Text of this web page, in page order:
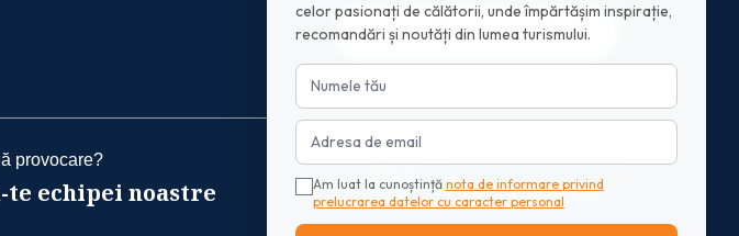
Intră în grupul WhatsApp
provocare?
echipei noastre +40770 599 701
celor pasionați de călătorii, unde împărtășim inspirație,
recomandări și noutăți din lumea turismului.
Am luat la cunoștință nota de informare privind
prelucrarea datelor cu caracter personal